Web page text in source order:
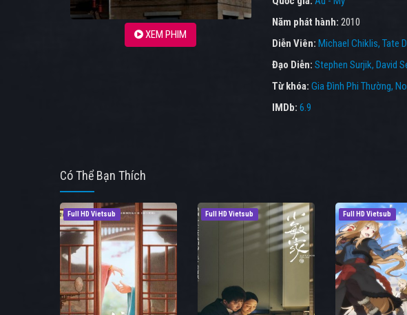
XEM PHIM
Năm phát hành: 2010
Diễn Viên: Michael Chiklis Tate
Đạo Diễn: Stephen Surjik David
Từ khóa: Gia Đình Phi Thường,
IMDb: 6.9
Có Thể Bạn Thích
Full HD Vietsub Full HD Vietsub Full HD Vietsub